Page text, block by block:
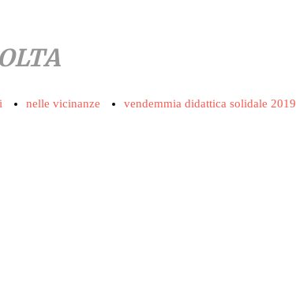
nelle vicinanze vendemmia didattica solidale 2019